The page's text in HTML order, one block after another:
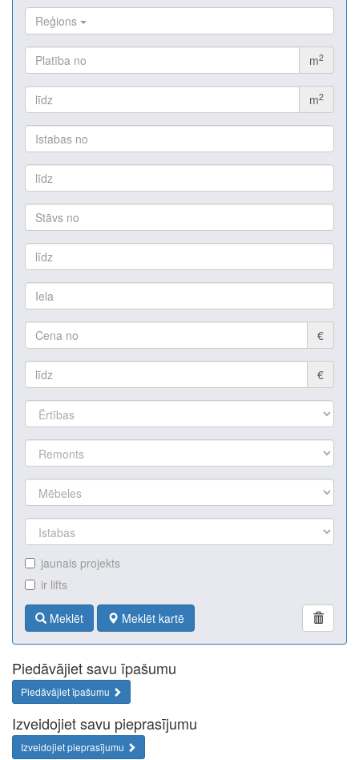
Reģions
m2
m2
€
€
jaunais projekts
ir lifts
Meklēt Meklēt kartē
Piedāvājiet savu īpašumu
Piedāvājiet īpašumu
Izveidojiet savu pieprasījumu
Izveidojiet pieprasījumu